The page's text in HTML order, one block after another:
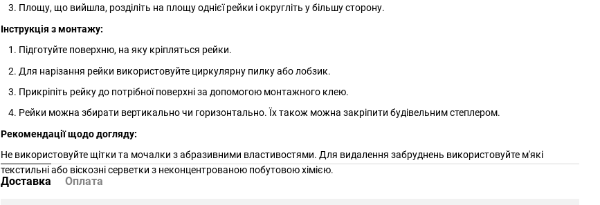
Площу, що вийшла, розділіть на площу однієї рейки і округліть у більшу сторону.
Інструкція з монтажу:
Підготуйте поверхню, на яку кріпляться рейки.
Для нарізання рейки використовуйте циркулярну пилку або лобзик.
Прикріпіть рейку до потрібної поверхні за допомогою монтажного клею.
Рейки можна збирати вертикально чи горизонтально. Їх також можна закріпити будівельним степлером.
Рекомендації щодо догляду:
Не використовуйте щітки та мочалки з абразивними властивостями. Для видалення забруднень використовуйте м'які
текстильні або віскозні серветки з неконцентрованою побутовою хімією.
Доставка Оплата